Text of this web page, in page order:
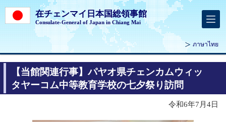
在チェンマイ日本国総領事館
Consulate-General of Japan in Chiang Mai
ภาษาไทย
【当館関連行事】パヤオ県チェンカムウィッ
タヤーコム中等教育学校の七夕祭り訪問
令和6年7月4日